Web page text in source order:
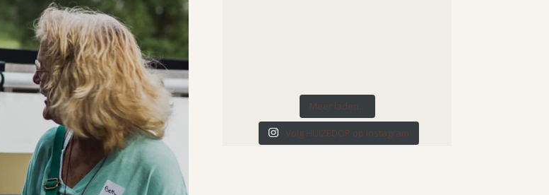
Meer laden...
Volg HUIZEDOP op Instagram